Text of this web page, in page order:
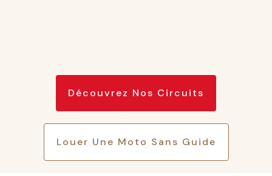
Découvrez Nos Circuits
Louer Une Moto Sans Guide